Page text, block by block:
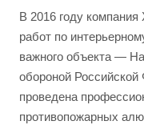
В 2016 году
работ по
важного объекта —
обороной
проведена
противопожарных